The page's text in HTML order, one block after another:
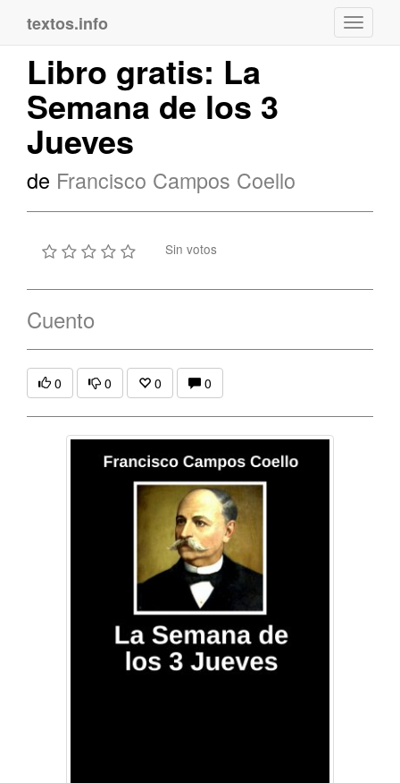
textos.info
Libro gratis: La
Semana de los 3
Jueves
de Francisco Campos Coello
Sin votos
Cuento
0 0 0 0